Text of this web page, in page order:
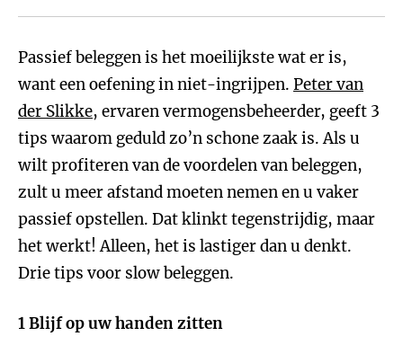
Passief beleggen is het moeilijkste wat er is,
want een oefening in niet-ingrijpen. Peter van
der Slikke, ervaren vermogensbeheerder, geeft 3
tips waarom geduld zo’n schone zaak is. Als u
wilt profiteren van de voordelen van beleggen,
zult u meer afstand moeten nemen en u vaker
passief opstellen. Dat klinkt tegenstrijdig, maar
het werkt! Alleen, het is lastiger dan u denkt.
Drie tips voor slow beleggen.
1 Blijf op uw handen zitten